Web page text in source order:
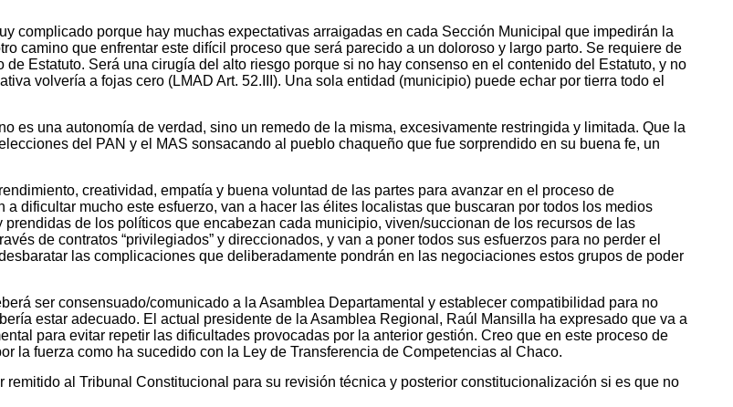
complicado porque hay muchas expectativas arraigadas en cada Sección Municipal que impedirán la
camino que enfrentar este difícil proceso que será parecido a un doloroso y largo parto. Se requiere de
Estatuto. Será una cirugía del alto riesgo porque si no hay consenso en el contenido del Estatuto, y no
volvería a fojas cero (LMAD Art. 52.III). Una sola entidad (municipio) puede echar por tierra todo el
es una autonomía de verdad, sino un remedo de la misma, excesivamente restringida y limitada. Que la
del PAN y el MAS sonsacando al pueblo chaqueño que fue sorprendido en su buena fe, un
creatividad, empatía y buena voluntad de las partes para avanzar en el proceso de
dificultar mucho este esfuerzo, van a hacer las élites localistas que buscaran por todos los medios
de los políticos que encabezan cada municipio, viven/succionan de los recursos de las
de contratos “privilegiados” y direccionados, y van a poner todos sus esfuerzos para no perder el
las complicaciones que deliberadamente pondrán en las negociaciones estos grupos de poder
ser consensuado/comunicado a la Asamblea Departamental y establecer compatibilidad para no
estar adecuado. El actual presidente de la Asamblea Regional, Raúl Mansilla ha expresado que va a
para evitar repetir las dificultades provocadas por la anterior gestión. Creo que en este proceso de
la fuerza como ha sucedido con la Ley de Transferencia de Competencias al Chaco.
al Tribunal Constitucional para su revisión técnica y posterior constitucionalización si es que no